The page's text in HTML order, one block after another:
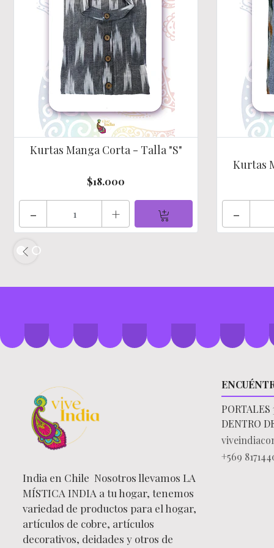
Kurtas Manga Corta - Talla "S"
$18.000
- +
Kurtas
-
India en Chile Nosotros llevamos LA
MÍSTICA INDIA a tu hogar, tenemos
variedad de productos para el hogar,
artículos de cobre, artículos
decorativos, deidades y otros de
DENTRO
+569